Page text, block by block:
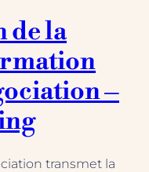
de la
–
transmet la